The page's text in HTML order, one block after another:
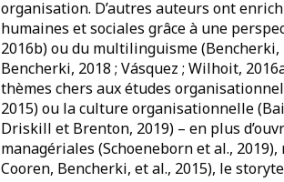
organisation. D’autres auteurs ont
humaines et sociales grâce à une
2016b) ou du multilinguisme (Bencherki,
Bencherki, 2018 ; Vásquez ; Wilhoit,
thèmes chers aux études
2015) ou la culture organisationnelle
Driskill et Brenton, 2019) – en plus
managériales (Schoeneborn et al.,
Cooren, Bencherki, et al., 2015), le